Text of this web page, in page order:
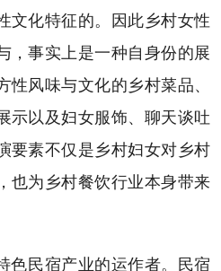
文化特征的。因此乡村女性
，事实上是一种自身份的展
性风味与文化的乡村菜品、
示以及妇女服饰、聊天谈吐
要素不仅是乡村妇女对乡村
也为乡村餐饮行业本身带来
色民宿产业的运作者。民宿